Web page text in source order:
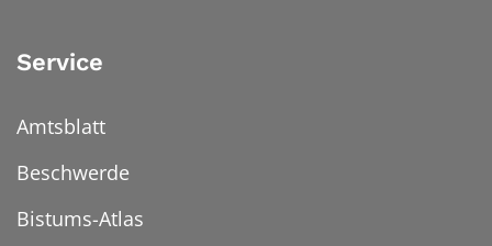
Service
Amtsblatt
Beschwerde
Bistums-Atlas